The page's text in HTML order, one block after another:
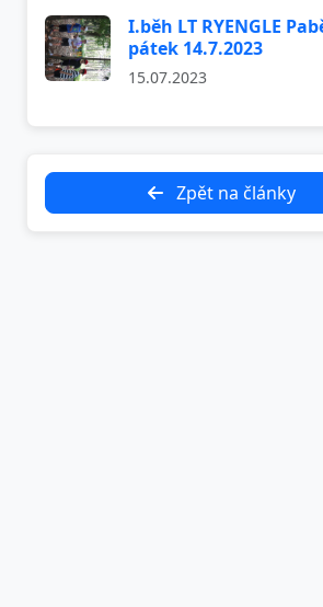
I.běh LT RYENGLE
pátek 14.7.2023
15.07.2023
Zpět na články